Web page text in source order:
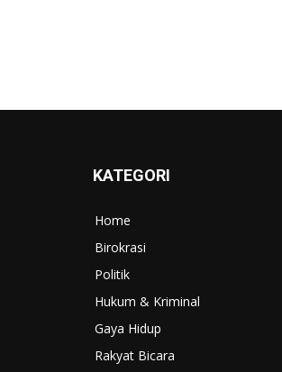
KATEGORI
Home
Birokrasi
Politik
Hukum & Kriminal
Gaya Hidup
Rakyat Bicara